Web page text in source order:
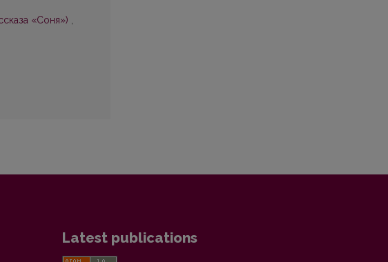
«Cоня») ,
Latest publications